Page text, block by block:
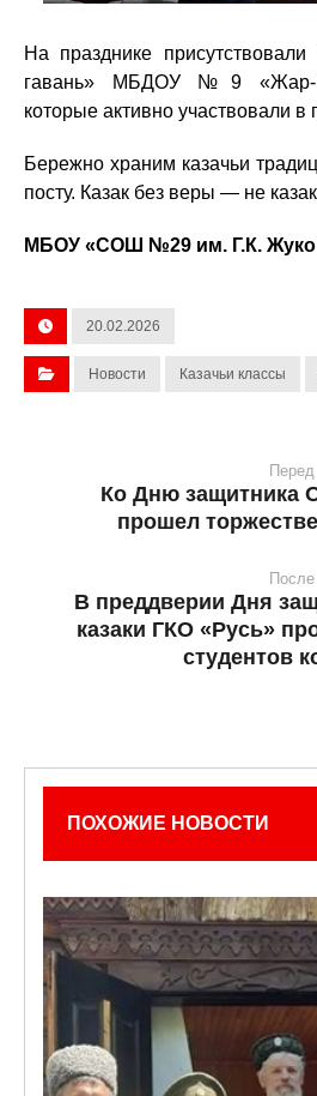
На празднике
гавань» МБДОУ №9 «Жар-
которые активно участвовали в
Бережно храним казачьи
посту. Казак без веры — не
МБОУ «СОШ №29 им. Г.К.
20.02.2026
Новости Казачьи классы
Перед
Ко Дню защитника
прошел
После
В преддверии Дня
казаки ГКО «Русь»
студентов
ПОХОЖИЕ НОВОСТИ